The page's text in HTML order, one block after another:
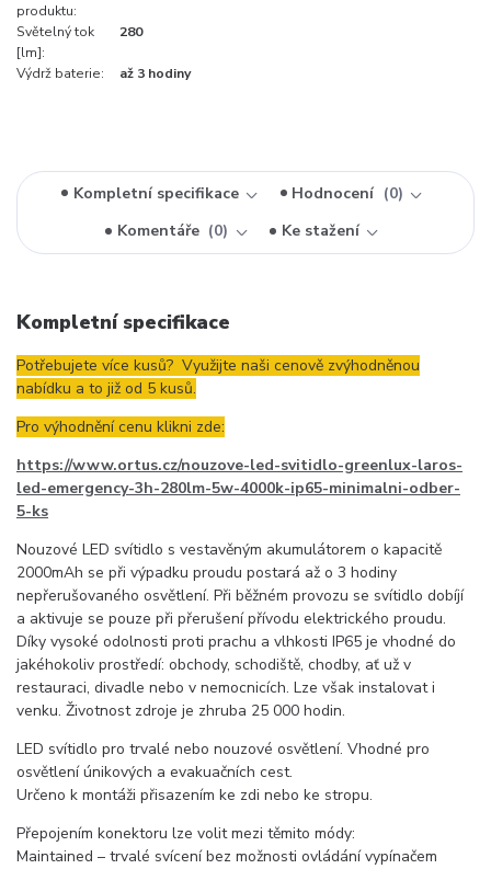
produktu:
Světelný tok
[lm]:
280
Výdrž baterie: až 3 hodiny
Kompletní specifikace Hodnocení
0
Komentáře
0 Ke stažení
Kompletní specifikace
Potřebujete více kusů? Využijte naši cenově zvýhodněnou
nabídku a to již od 5 kusů.
Pro výhodnění cenu klikni zde:
https://www.ortus.cz/nouzove-led-svitidlo-greenlux-laros-
led-emergency-3h-280lm-5w-4000k-ip65-minimalni-odber-
5-ks
Nouzové LED svítidlo s vestavěným akumulátorem o kapacitě
2000mAh se při výpadku proudu postará až o 3 hodiny
nepřerušovaného osvětlení. Při běžném provozu se svítidlo dobíjí
a aktivuje se pouze při přerušení přívodu elektrického proudu.
Díky vysoké odolnosti proti prachu a vlhkosti IP65 je vhodné do
jakéhokoliv prostředí: obchody, schodiště, chodby, ať už v
restauraci, divadle nebo v nemocnicích. Lze však instalovat i
venku. Životnost zdroje je zhruba 25 000 hodin.
LED svítidlo pro trvalé nebo nouzové osvětlení. Vhodné pro
osvětlení únikových a evakuačních cest.
Určeno k montáži přisazením ke zdi nebo ke stropu.
Přepojením konektoru lze volit mezi těmito módy:
Maintained – trvalé svícení bez možnosti ovládání vypínačem